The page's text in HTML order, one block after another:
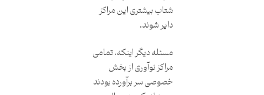
شتاب بیشتری این مراکز
دایر شوند.
مسئله دیگر اینکه، تمامی
مراکز نوآوری از بخش
خصوصی سر برآورده بودند